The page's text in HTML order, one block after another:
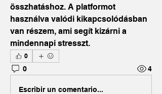
összhatáshoz. A platformot
használva valódi kikapcsolódásban
van részem, ami segít kizárni a
mindennapi stresszt.
0
0 4
Escribir un comentario...